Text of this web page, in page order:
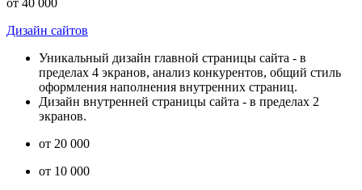
Дизайн сайтов
Уникальный дизайн главной страницы сайта - в
пределах 4 экранов, анализ конкурентов, общий стиль
оформления наполнения внутренних страниц.
Дизайн внутренней страницы сайта - в пределах 2
экранов.
от 20 000
от 10 000